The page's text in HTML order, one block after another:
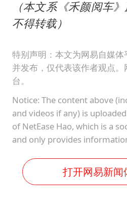
（本文系《禾颜阅车
不得转载）
特别声明：本文为网易自媒体
并发布，仅代表该作者观点
台。
Notice: The content above
and videos if any) is
of NetEase Hao, which is a
and only provides
打开网易新闻